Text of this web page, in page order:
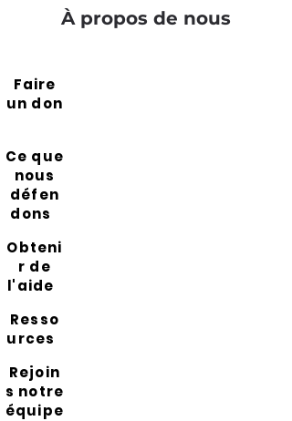
À propos de nous
Faire
un don
Ce que
nous
défen
dons
Obteni
r de
l'aide
Resso
urces
Rejoin
s notre
équipe